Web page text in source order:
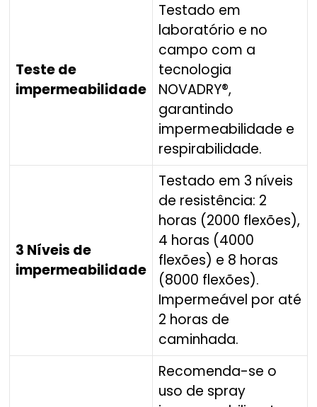
Teste de
impermeabilidade
Testado em
laboratório e no
campo com a
tecnologia
NOVADRY®,
garantindo
impermeabilidade e
respirabilidade.
3 Níveis de
impermeabilidade
Testado em 3 níveis
de resistência: 2
horas (2000 flexões),
4 horas (4000
flexões) e 8 horas
(8000 flexões).
Impermeável por até
2 horas de
caminhada.
Recomenda-se o
uso de spray